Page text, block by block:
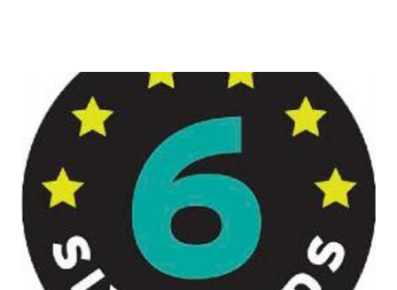
nerbitin. Dulu sekali ungkapanku di twitter juga yang
melipat waktu, ruang dan jarak, eh tahu tahu buku pak
sapardi yang kemudian terbit berjudul melipat jarak Pas
aku ngomongin sakral profan, dekat banget dengan
cuitanku itu kalis lalu nulis artikel senada. Yang Duluan
Punya Ide Kalah Cepat Dengan Yang Mengeksekusi. dan
tentu saja yang lebih populer akan mendapatkan tempat
dibanding yang tidak. So ketika pagi ini melintas thread...